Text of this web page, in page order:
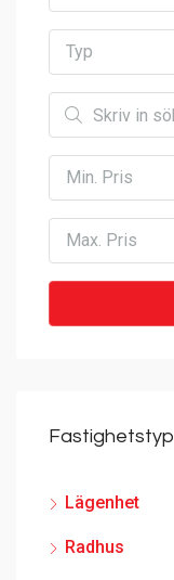
Typ
Min. Pris
Max. Pris
Fastighetstyp
Lägenhet
Radhus